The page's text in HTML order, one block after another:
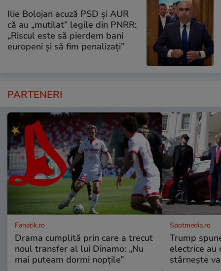
Ilie Bolojan acuză PSD și AUR
că au „mutilat” legile din PNRR:
„Riscul este să pierdem bani
europeni și să fim penalizați”
PARTENERI
Fanatik.ro
Drama cumplită prin care a trecut
noul transfer al lui Dinamo: „Nu
mai puteam dormi nopțile”
Spotmedia.ro
Trump
electrice au
stârnește